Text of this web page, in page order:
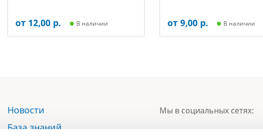
от 12,00 р. В наличии от 9,00 р. В наличии
Новости
База знаний
Мы в социальных сетях: